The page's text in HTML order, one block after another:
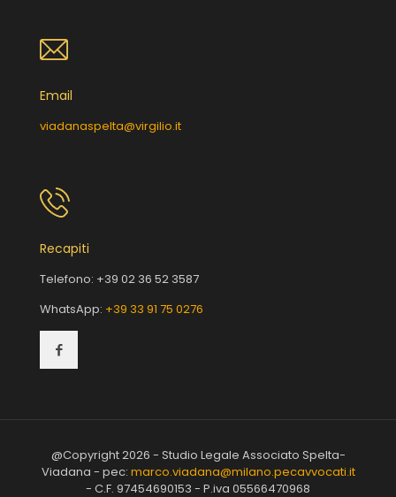
Email
viadanaspelta@virgilio.it
Recapiti
Telefono: +39 02 36 52 3587
WhatsApp: +39 33 91 75 0276
@Copyright 2026 - Studio Legale Associato Spelta-
Viadana - pec: marco.viadana@milano.pecavvocati.it
- C.F. 97454690153 - P.iva 05566470968